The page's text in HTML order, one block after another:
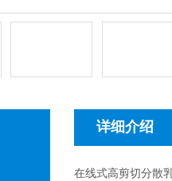
详细介绍
在线式高剪切分散